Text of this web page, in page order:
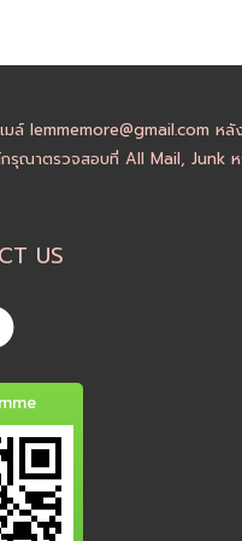
มล์ lemmemore@gmail.com ห
รุณาตรวจสอบที่ All Mail, Junk
US